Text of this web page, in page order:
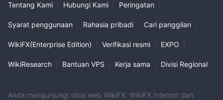
Tentang Kami Hubungi Kami Peringatan
Syarat penggunaan Rahasia pribadi Cari panggilan
WikiFX(Enterprise Edition) Verifikasi resmi EXPO
WikiResearch Bantuan VPS Kerja sama Divisi Regional
Anda mengunjungi situs web WikiFX. WikiFX Internet dan